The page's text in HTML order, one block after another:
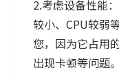
2.考虑设备性能
较小、CPU较弱
您，因为它占用
出现卡顿等问题。